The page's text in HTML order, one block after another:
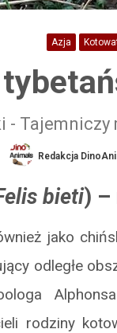
Azja
- Tajemniczy
Redakcja
bieti) –
jako
odległe
rodziny